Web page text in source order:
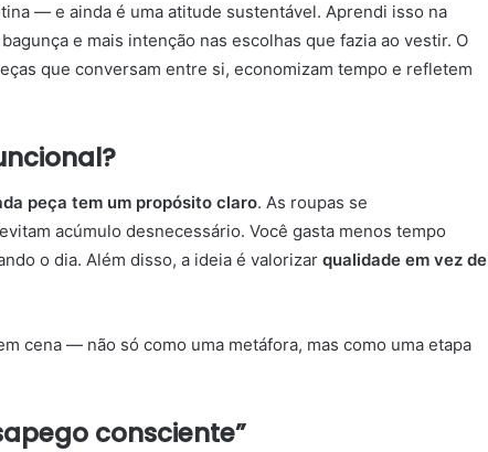
— e ainda é uma atitude sustentável. Aprendi isso na
e mais intenção nas escolhas que fazia ao vestir. O
que conversam entre si, economizam tempo e refletem
peça tem um propósito claro. As roupas se
acúmulo desnecessário. Você gasta menos tempo
o dia. Além disso, a ideia é valorizar qualidade em vez de
cena — não só como uma metáfora, mas como uma etapa
consciente”